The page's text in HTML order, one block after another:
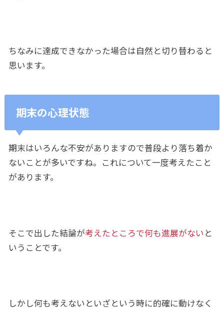
ちなみに達成できなかった場合は自然と切り替わると
思います。
期末の心理状態
期末はいろんな不安がありますので普段より落ち着か
ないことが多いですね。これについて一度考えたこと
があります。
そこで出した結論が考えたところで何も進展がない と
いうことです。
しかし何も考えないといざという時に的確に動けなく